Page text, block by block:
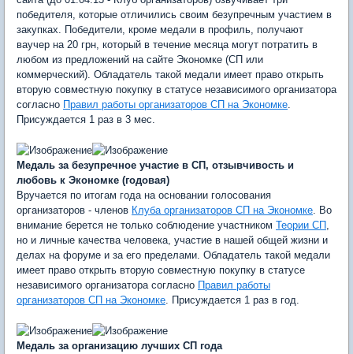
победителя, которые отличились своим безупречным участием в
закупках. Победители, кроме медали в профиль, получают
ваучер на 20 грн, который в течение месяца могут потратить в
любом из предложений на сайте Экономке (СП или
коммерческий). Обладатель такой медали имеет право открыть
вторую совместную покупку в статусе независимого организатора
согласно Правил работы организаторов СП на Экономке.
Присуждается 1 раз в 3 мес.
Медаль за безупречное участие в СП, отзывчивость и
любовь к Экономке (годовая)
Вручается по итогам года на основании голосования
организаторов - членов Клуба организаторов СП на Экономке. Во
внимание берется не только соблюдение участником Теории СП ,
но и личные качества человека, участие в нашей общей жизни и
делах на форуме и за его пределами. Обладатель такой медали
имеет право открыть вторую совместную покупку в статусе
независимого организатора согласно Правил работы
организаторов СП на Экономке. Присуждается 1 раз в год.
Медаль за организацию лучших СП года